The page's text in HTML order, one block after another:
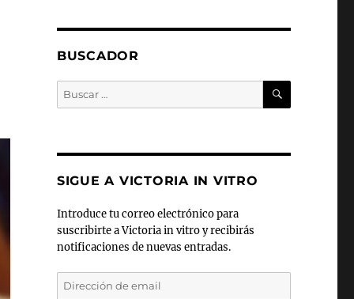
BUSCADOR
Buscar
por:
BUSCAR
SIGUE A VICTORIA IN VITRO
Introduce tu correo electrónico para
suscribirte a Victoria in vitro y recibirás
notificaciones de nuevas entradas.
Dirección
de